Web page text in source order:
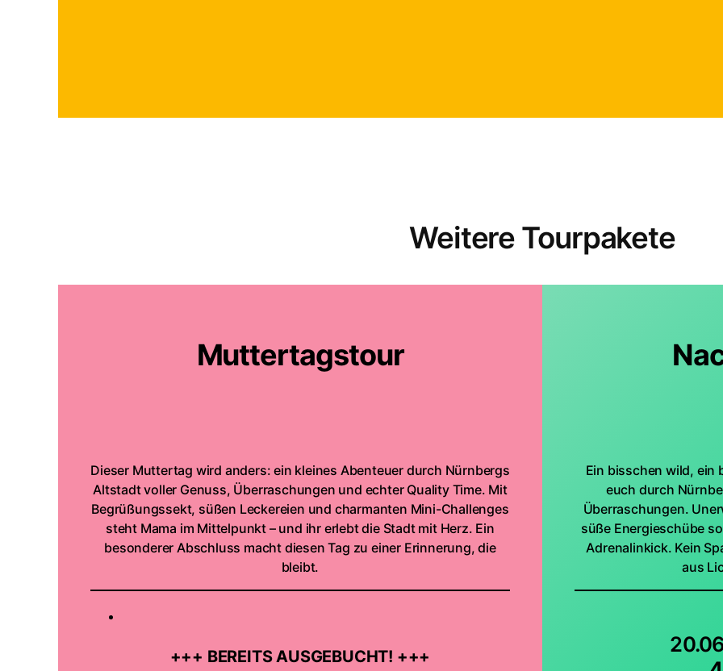
Weitere Tourpakete
Muttertagstour
Dieser Muttertag wird anders: ein kleines Abenteuer durch Nürnbergs
Altstadt voller Genuss, Überraschungen und echter Quality Time. Mit
Begrüßungssekt, süßen Leckereien und charmanten Mini-Challenges
steht Mama im Mittelpunkt – und ihr erlebt die Stadt mit Herz. Ein
besonderer Abschluss macht diesen Tag zu einer Erinnerung, die
bleibt.
+++ BEREITS AUSGEBUCHT! +++
Ein bisschen wild,
euch durch
Überraschungen.
süße Energieschübe
Adrenalinkick. Kein
aus